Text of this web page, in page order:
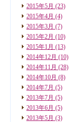
2015年5月 (23)
2015年4月 (4)
2015年3月 (7)
2015年2月 (10)
2015年1月 (13)
2014年12月 (10)
2014年11月 (28)
2014年10月 (8)
2014年7月 (5)
2013年7月 (5)
2013年6月 (5)
2013年5月 (3)